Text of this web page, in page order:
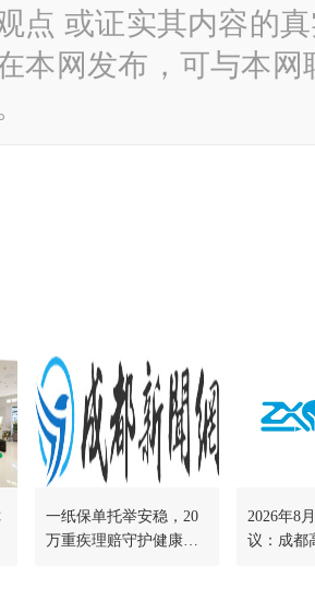
点 或证实其内容的
本网发布，可与本
一纸保单托举安稳，20
万重疾理赔守护健康人
2026年8
议：成都